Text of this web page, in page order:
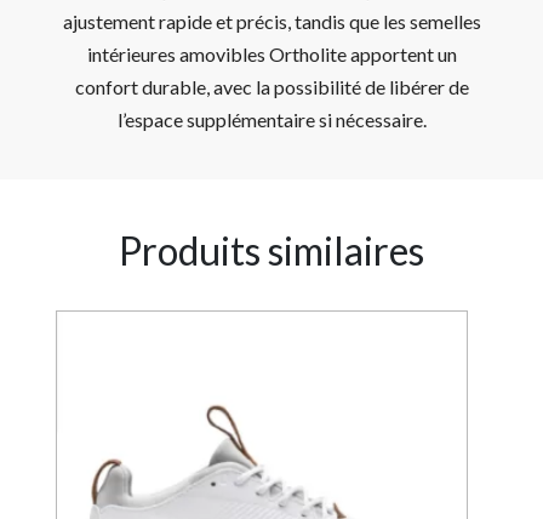
ajustement rapide et précis, tandis que les semelles
intérieures amovibles Ortholite apportent un
confort durable, avec la possibilité de libérer de
l’espace supplémentaire si nécessaire.
Produits similaires